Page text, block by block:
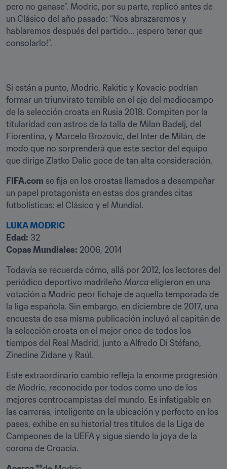
pero no ganase”. Modric, por su parte, replicó antes de
un Clásico del año pasado: “Nos abrazaremos y
hablaremos después del partido... ¡espero tener que
consolarlo!”.
Si están a punto, Modric, Rakitic y Kovacic podrían
formar un triunvirato temible en el eje del mediocampo
de la selección croata en Rusia 2018. Compiten por la
titularidad con astros de la talla de Milan Badelj, del
Fiorentina, y Marcelo Brozovic, del Inter de Milán, de
modo que no sorprenderá que este sector del equipo
que dirige Zlatko Dalic goce de tan alta consideración.
FIFA.com se fija en los croatas llamados a desempeñar
un papel protagonista en estas dos grandes citas
futbolísticas: el Clásico y el Mundial.
LUKA MODRIC
Edad:
Copas Mundiales: 2006, 2014
Todavía se recuerda cómo, allá por 2012, los lectores del
periódico deportivo madrileño Marca eligieron en una
votación a Modric peor fichaje de aquella temporada de
la liga española. Sin embargo, en diciembre de 2017, una
encuesta de esa misma publicación incluyó al capitán de
la selección croata en el mejor once de todos los
tiempos del Real Madrid, junto a Alfredo Di Stéfano,
Zinedine Zidane y Raúl.
Este extraordinario cambio refleja la enorme progresión
de Modric, reconocido por todos como uno de los
mejores centrocampistas del mundo. Es infatigable en
las carreras, inteligente en la ubicación y perfecto en los
pases, exhibe en su historial tres títulos de la Liga de
Campeones de la UEFA y sigue siendo la joya de la
corona de Croacia.